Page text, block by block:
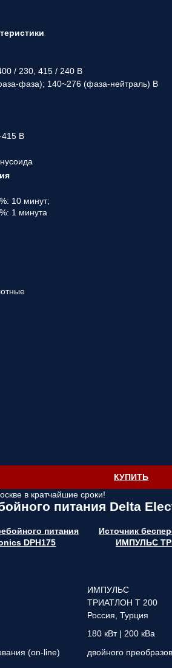
/ 230, 415 / 240 В
фаза); 140~276 (фаза-нейтраль) В
415 В
10 минут;
1 минута
КУПИТЬ
в кратчайшие сроки!
питания Delta
питания
DPH175
Источник
ИМПУЛЬС
ИМПУЛЬС
ТРИАТЛОН Т 200
Россия, Турция
180 кВт | 200 кВа
(on-line) двойного